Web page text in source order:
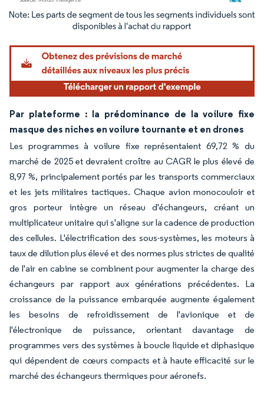
Image © Mordor Intelligence. La réutilisation nécessite une attribution sous CC BY
Par plateforme : la prédominance de la voilure fixe
masque des niches en voilure tournante et en drones
Les programmes à voilure fixe représentaient 69,72 % du
marché de 2025 et devraient croître au CAGR le plus élevé de
8,97 %, principalement portés par les transports commerciaux
et les jets militaires tactiques. Chaque avion monocouloir et
gros porteur intègre un réseau d'échangeurs, créant un
multiplicateur unitaire qui s'aligne sur la cadence de production
des cellules. L'électrification des sous-systèmes, les moteurs à
taux de dilution plus élevé et des normes plus strictes de qualité
de l'air en cabine se combinent pour augmenter la charge des
échangeurs par rapport aux générations précédentes. La
croissance de la puissance embarquée augmente également
les besoins de refroidissement de l'avionique et de
l'électronique de puissance, orientant davantage de
programmes vers des systèmes à boucle liquide et diphasique
qui dépendent de cœurs compacts et à haute efficacité sur le
marché des échangeurs thermiques pour aéronefs.